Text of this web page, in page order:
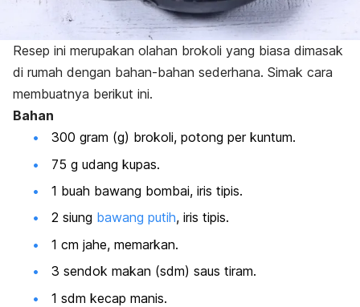
Resep ini merupakan olahan brokoli yang biasa dimasak
di rumah dengan bahan-bahan sederhana. Simak cara
membuatnya berikut ini.
Bahan
300 gram (g) brokoli, potong per kuntum.
75 g udang kupas.
1 buah bawang bombai, iris tipis.
2 siung bawang putih, iris tipis.
1 cm jahe, memarkan.
3 sendok makan (sdm) saus tiram.
1 sdm kecap manis.